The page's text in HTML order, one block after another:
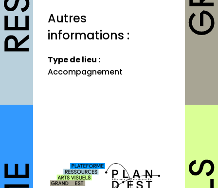
Fiches pratiques
Modèles
Grilles
annuaires
Autres
informations :
Type de lieu :
Accompagnement